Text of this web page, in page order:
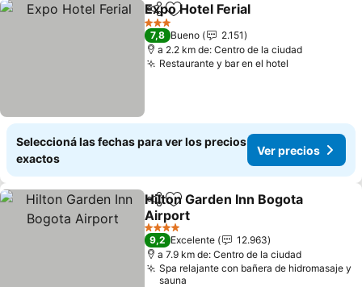
CompartirAñadir a favoritos
Expo Hotel Ferial
3 Estrellas
7,8 Bueno
2.151
a 2.2 km de: Centro de la ciudad
Restaurante y bar en el hotel
Seleccioná las fechas para ver los precios
exactos
Ver precios
CompartirAñadir a favoritos
Hilton Garden Inn Bogota
Airport
4 Estrellas
9,2 Excelente
12.963
a 7.9 km de: Centro de la ciudad
Spa relajante con bañera de hidromasaje y
sauna